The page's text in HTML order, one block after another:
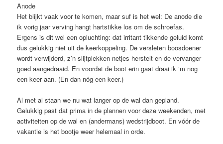
Anode
Het blijkt vaak voor te komen, maar suf is het wel: De anode die
ik vorig jaar verving hangt hartstikke los om de schroefas.
Ergens is dit wel een opluchting: dat irritant tikkende geluid komt
dus gelukkig niet uit de keerkoppeling. De versleten boosdoener
wordt verwijderd, z’n slijtplekken netjes herstelt en de vervanger
goed aangedraaid. En voordat de boot erin gaat draai ik ‘m nog
een keer aan. (En dan nóg een keer.)
Al met al staan we nu wat langer op de wal dan gepland.
Gelukkig past dat prima in de plannen voor deze weekenden, met
activiteiten op de wal en (andermans) wedstrijdboot. En vóór de
vakantie is het bootje weer helemaal in orde.